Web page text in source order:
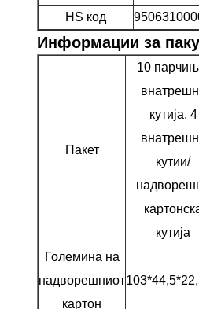
HS код
Информации за
Пакет
10
кутија, 4
кутии/
кутија
Големина на
надворешниот
картон